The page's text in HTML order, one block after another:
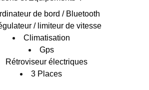
de bord / Bluetooth
/ limiteur de vitesse
Climatisation
Gps
Rétroviseur électriques
3 Places